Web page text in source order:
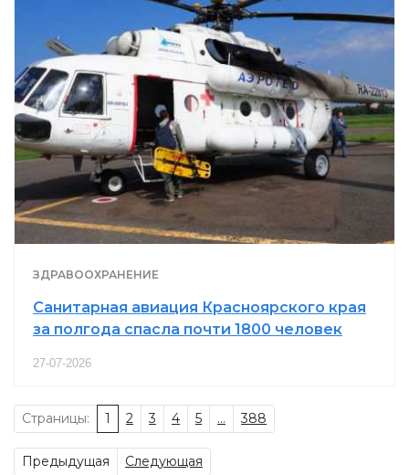
ЗДРАВООХРАНЕНИЕ
Санитарная авиация Красноярского края
за полгода спасла почти 1800 человек
27-07-2026
Страницы: 1 2 3 4 5 ... 388
Предыдущая Следующая